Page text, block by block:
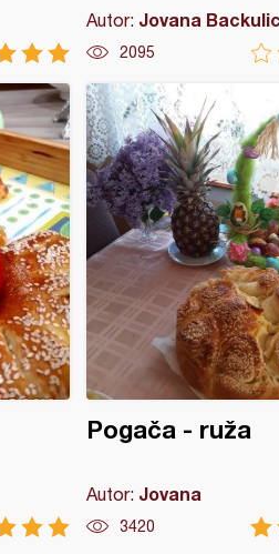
Autor: Jovana Backulic
2095
Pogača - ruža
Autor: Jovana
3420